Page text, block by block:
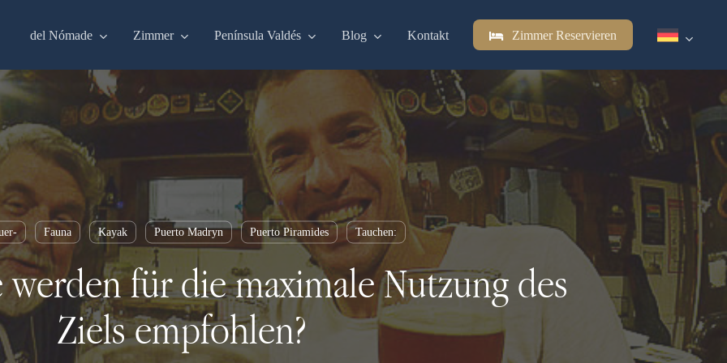
del Nómade Zimmer Península Valdés Blog Kontakt Zimmer Reservieren
Fauna Kayak Puerto Madryn Puerto Piramides Tauchen:
werden für die maximale Nutzung des
Ziels empfohlen?